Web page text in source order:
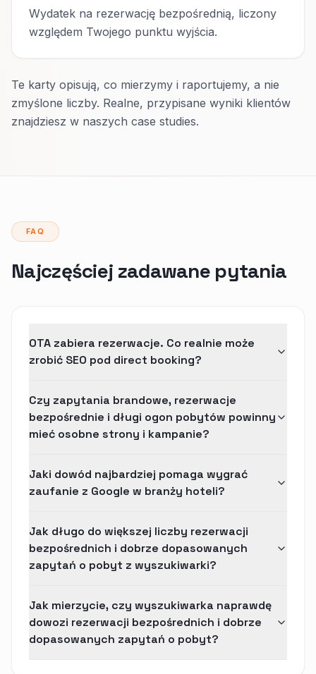
Wydatek na rezerwację bezpośrednią, liczony
względem Twojego punktu wyjścia.
Te karty opisują, co mierzymy i raportujemy, a nie
zmyślone liczby. Realne, przypisane wyniki klientów
znajdziesz w naszych case studies.
FAQ
Najczęściej zadawane pytania
OTA zabiera rezerwacje. Co realnie może
zrobić SEO pod direct booking?
Czy zapytania brandowe, rezerwacje
bezpośrednie i długi ogon pobytów powinny
mieć osobne strony i kampanie?
Jaki dowód najbardziej pomaga wygrać
zaufanie z Google w branży hoteli?
Jak długo do większej liczby rezerwacji
bezpośrednich i dobrze dopasowanych
zapytań o pobyt z wyszukiwarki?
Jak mierzycie, czy wyszukiwarka naprawdę
dowozi rezerwacji bezpośrednich i dobrze
dopasowanych zapytań o pobyt?